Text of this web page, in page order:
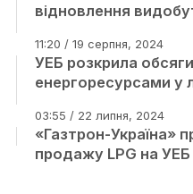
відновлення
11:20 / 19 серпня, 2024
УЕБ розкрила обсяги
енергоресурсами у
03:55 / 22 липня, 2024
«Газтрон-Україна»
продажу LPG на